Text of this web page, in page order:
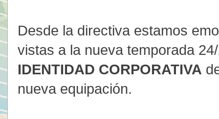
Desde la directiva estamos
vistas a la nueva temporada
IDENTIDAD CORPORATIVA
nueva equipación.